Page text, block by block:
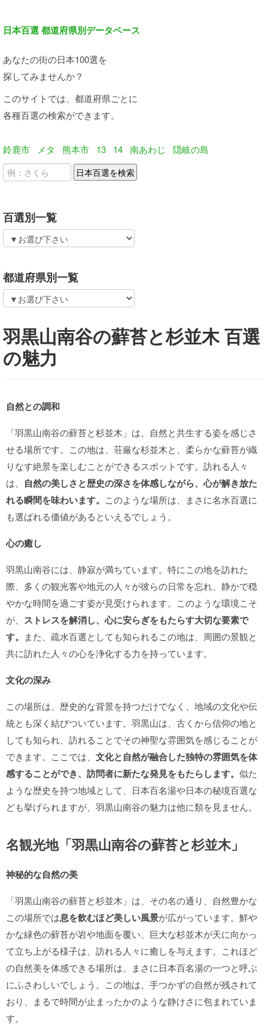
日本百選 都道府県別データベース
あなたの街の日本100選を
探してみませんか？
このサイトでは、都道府県ごとに
各種百選の検索ができます。
鈴鹿市 メタ 熊本市 13 14 南あわじ 隠岐の島
百選別一覧
都道府県別一覧
羽黒山南谷の蘚苔と杉並木 百選
の魅力
自然との調和
「羽黒山南谷の蘚苔と杉並木」は、自然と共生する姿を感じさ
せる場所です。この地は、荘厳な杉並木と、柔らかな蘚苔が織
りなす絶景を楽しむことができるスポットです。訪れる人々
は、 自然の美しさと歴史の深さを体感しながら、心が解き放た
れる瞬間を味わいます。 このような場所は、まさに名水百選に
も選ばれる価値があるといえるでしょう。
心の癒し
羽黒山南谷には、静寂が満ちています。特にこの地を訪れた
際、多くの観光客や地元の人々が彼らの日常を忘れ、静かで穏
やかな時間を過ごす姿が見受けられます。このような環境こそ
が、 ストレスを解消し、心に安らぎをもたらす大切な要素で
す。 また、疏水百選としても知られるこの地は、周囲の景観と
共に訪れた人々の心を浄化する力を持っています。
文化の深み
この場所は、歴史的な背景を持つだけでなく、地域の文化や伝
統とも深く結びついています。羽黒山は、古くから信仰の地と
しても知られ、訪れることでその神聖な雰囲気を感じることが
できます。ここでは、 文化と自然が融合した独特の雰囲気を体
感することができ、訪問者に新たな発見をもたらします。 似た
ような歴史を持つ地域として、日本百名湯や日本の秘境百選な
ども挙げられますが、羽黒山南谷の魅力は他に類を見ません。
名観光地「羽黒山南谷の蘚苔と杉並木」
神秘的な自然の美
「羽黒山南谷の蘚苔と杉並木」は、その名の通り、自然豊かな
この場所では息を飲むほど美しい風景が広がっています。鮮や
かな緑色の蘚苔が岩や地面を覆い、巨大な杉並木が天に向かっ
て立ち上がる様子は、訪れる人々に癒しを与えます。これほど
の自然美を体感できる場所は、まさに日本百名湯の一つと呼ぶ
にふさわしいでしょう。この地は、手つかずの自然が残されて
おり、まるで時間が止まったかのような静けさに包まれていま
す。